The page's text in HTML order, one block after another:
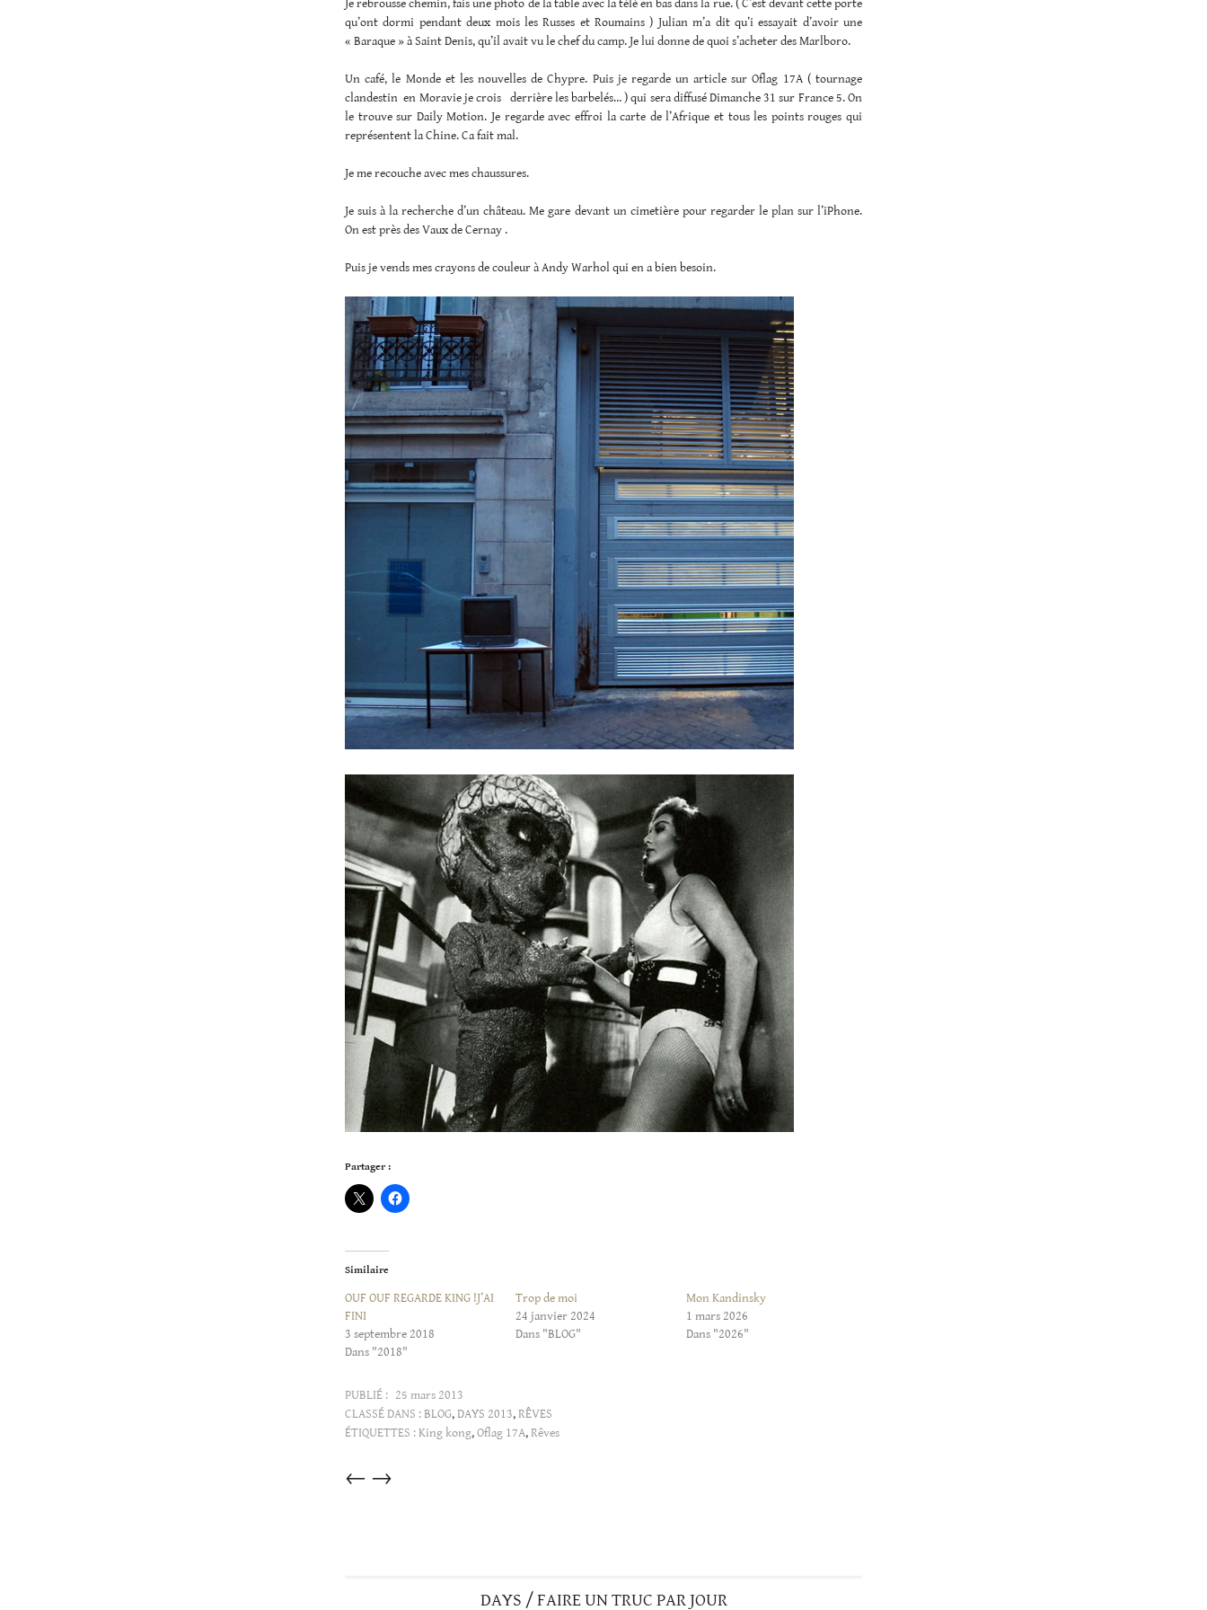
Je rebrousse chemin, fais une photo de la table avec la télé en bas dans la rue. ( C’est devant cette porte
qu’ont dormi pendant deux mois les Russes et Roumains ) Julian m’a dit qu’i essayait d’avoir une
« Baraque » à Saint Denis, qu’il avait vu le chef du camp. Je lui donne de quoi s’acheter des Marlboro.
Un café, le Monde et les nouvelles de Chypre. Puis je regarde un article sur Oflag 17A ( tournage
clandestin en Moravie je crois derrière les barbelés… ) qui sera diffusé Dimanche 31 sur France 5. On
le trouve sur Daily Motion. Je regarde avec effroi la carte de l’Afrique et tous les points rouges qui
représentent la Chine. Ca fait mal.
Je me recouche avec mes chaussures.
Je suis à la recherche d’un château. Me gare devant un cimetière pour regarder le plan sur l’iPhone.
On est près des Vaux de Cernay .
Puis je vends mes crayons de couleur à Andy Warhol qui en a bien besoin.
Partager :
Similaire
OUF OUF REGARDE KING !J’AI
FINI
3 septembre 2018
Dans "2018"
Trop de moi
24 janvier 2024
Dans "BLOG"
Mon Kandinsky
1 mars 2026
Dans "2026"
PUBLIÉ : 25 mars 2013
CLASSÉ DANS :BLOG,DAYS 2013,RÊVES
ÉTIQUETTES :King kong,Oflag 17A,Rêves
Articles
→
←
DAYS / FAIRE UN TRUC PAR JOUR